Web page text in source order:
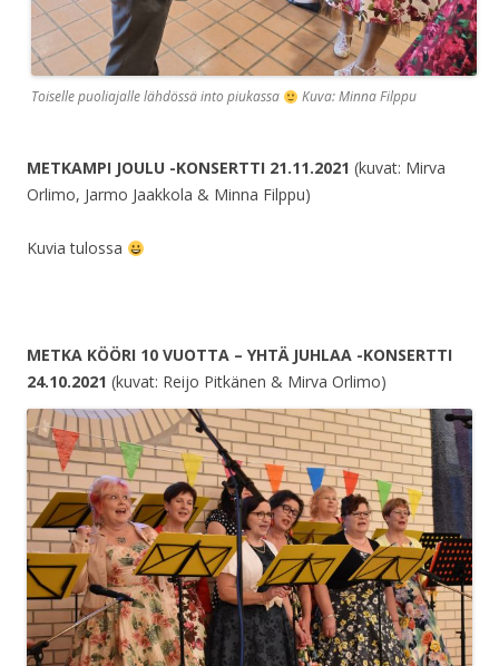
Toiselle puoliajalle lähdössä into piukassa Kuva: Minna Filppu
METKAMPI JOULU -KONSERTTI 21.11.2021 (kuvat: Mirva
Orlimo, Jarmo Jaakkola & Minna Filppu)
Kuvia tulossa
METKA KÖÖRI 10 VUOTTA – YHTÄ JUHLAA -KONSERTTI
24.10.2021 (kuvat: Reijo Pitkänen & Mirva Orlimo)